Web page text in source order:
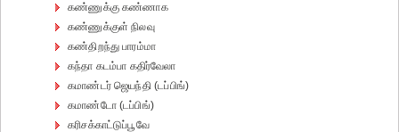
கண்ணுக்கு கண்ணாக
கண்ணுக்குள் நிலவு
கண்திறந்து பாரம்மா
கந்தா கடம்பா கதிர்வேலா
கமாண்டர் ஜெயந்தி (டப்பிங்)
கமாண்டோ (டப்பிங்)
கரிசக்காட்டுப்பூவே